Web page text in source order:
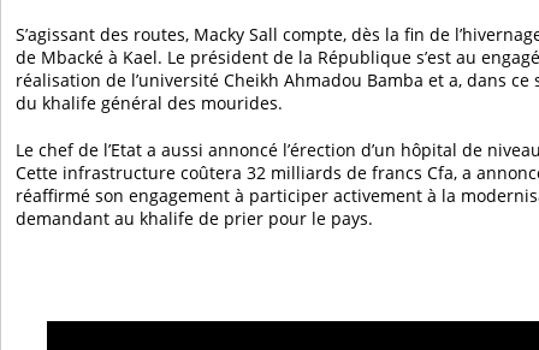
S’agissant des routes, Macky Sall compte, dès la fin de
de Mbacké à Kael. Le président de la République s’est au
réalisation de l’université Cheikh Ahmadou Bamba et a, dans
du khalife général des mourides.
Le chef de l’Etat a aussi annoncé l’érection d’un hôpital de
Cette infrastructure coûtera 32 milliards de francs Cfa, a
réaffirmé son engagement à participer activement à la
demandant au khalife de prier pour le pays.